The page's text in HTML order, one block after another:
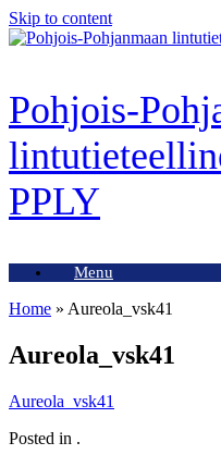
Skip to content
Pohjois-
PPLY
Menu
Home » Aureola_vsk41
Aureola_vsk41
Aureola_vsk41
Posted in .